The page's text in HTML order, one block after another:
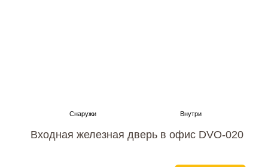
Входная железная дверь в офис DVO-020